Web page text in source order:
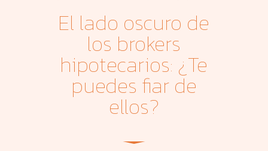
El lado oscuro de
los brokers
hipotecarios: ¿Te
puedes fiar de
ellos?